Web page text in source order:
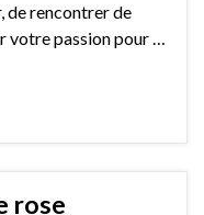
de rencontrer de
votre passion pour …
rose